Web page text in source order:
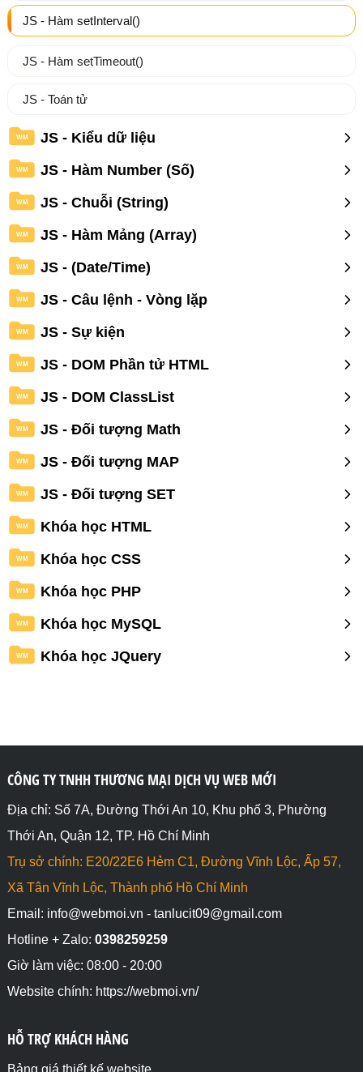
JS - Hàm setInterval()
JS - Hàm setTimeout()
JS - Toán tử
WM JS - Kiểu dữ liệu
WM JS - Hàm Number (Số)
WM JS - Chuỗi (String)
WM JS - Hàm Mảng (Array)
WM JS - (Date/Time)
WM JS - Câu lệnh - Vòng lặp
WM JS - Sự kiện
WM JS - DOM Phần tử HTML
WM JS - DOM ClassList
WM JS - Đối tượng Math
WM JS - Đối tượng MAP
WM JS - Đối tượng SET
WM Khóa học HTML
WM Khóa học CSS
WM Khóa học PHP
WM Khóa học MySQL
WM Khóa học JQuery
CÔNG TY TNHH THƯƠNG MẠI DỊCH VỤ WEB MỚI
Địa chỉ: Số 7A, Đường Thới An 10, Khu phố 3, Phường
Thới An, Quận 12, TP. Hồ Chí Minh
Trụ sở chính: E20/22E6 Hẻm C1, Đường Vĩnh Lộc, Ấp 57,
Xã Tân Vĩnh Lộc, Thành phố Hồ Chí Minh
Email: info@webmoi.vn - tanlucit09@gmail.com
Hotline + Zalo: 0398259259
Giờ làm việc: 08:00 - 20:00
Website chính: https://webmoi.vn/
HỖ TRỢ KHÁCH HÀNG